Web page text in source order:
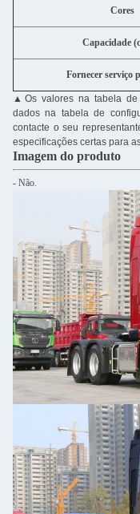
Cores
Capacidade
Fornecer serviço
▲ Os valores na tabela
dados na tabela de
contacte o seu
especificações certas para
Imagem do produto
- Não.